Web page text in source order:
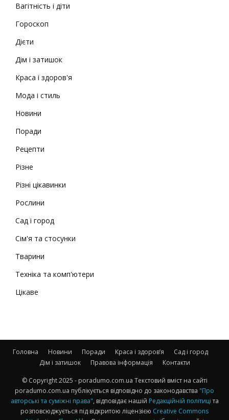
Вагітність і діти
Гороскоп
Дієти
Дім і затишок
Краса і здоров'я
Мода і стиль
Новини
Поради
Рецепти
Різне
Різні цікавинки
Рослини
Сад і город
Сім'я та стосунки
Тварини
Техніка та комп'ютери
Цікаве
Головна Новини Поради Краса і здоров’я
Сад і город
Дім і затишок
Правова інформація Контакти
© Copyright 2025 - poradumo.com.ua Текстовий вміст на сайті
poradumo.com.ua публікується відповідно до законодавства "Про
авторські та суміжні права", відповідає нашій Редакційній політиціта
розповсюджується під відкритою ліцензією Creative Commons